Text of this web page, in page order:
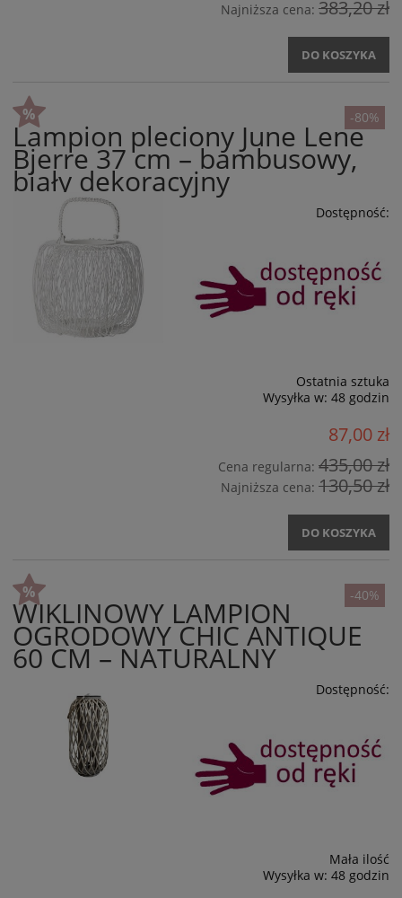
Najniższa cena: 383,20 zł
DO KOSZYKA
Lampion pleciony June Lene
Bjerre 37 cm – bambusowy,
biały dekoracyjny
Dostępność:
Ostatnia sztuka
Wysyłka w: 48 godzin
87,00 zł
Cena regularna: 435,00 zł
Najniższa cena: 130,50 zł
DO KOSZYKA
-80%
WIKLINOWY LAMPION
OGRODOWY CHIC ANTIQUE
60 CM – NATURALNY
Dostępność:
Mała ilość
Wysyłka w: 48 godzin
-40%